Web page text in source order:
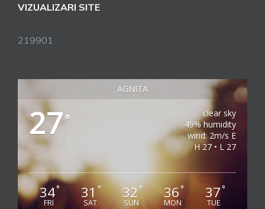
VIZUALIZARI SITE
219901
AGNITA
27°
clear sky
49% humidity
wind: 2m/s E
H 27 • L 27
34°
FRI
31°
SAT
32°
SUN
36°
MON
37°
TUE